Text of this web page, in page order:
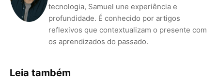
ANÚNCIOS
tecnologia, Samuel une experiência e
profundidade. É conhecido por artigos
reflexivos que contextualizam o presente com
os aprendizados do passado.
Leia também